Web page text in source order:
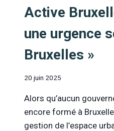
SITUATIONS
LES
Active
une urgence
Bruxelles »
20 juin 2025
Alors qu’aucun
encore formé à
gestion de l’espace